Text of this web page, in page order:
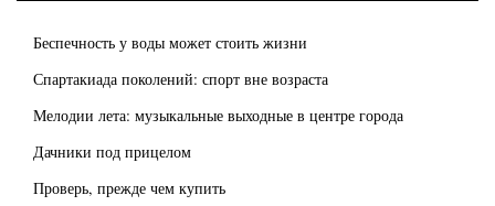
Беспечность у воды может стоить жизни
Спартакиада поколений: спорт вне возраста
Мелодии лета: музыкальные выходные в центре города
Дачники под прицелом
Проверь, прежде чем купить